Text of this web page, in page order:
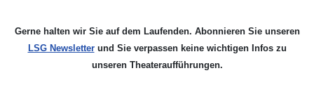
Gerne halten wir Sie auf dem Laufenden. Abonnieren Sie unseren
LSG Newsletterund Sie verpassen keine wichtigen Infos zu
unseren Theateraufführungen.